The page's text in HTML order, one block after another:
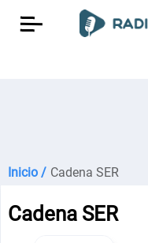
Inicio / Cadena SER
Cadena SER